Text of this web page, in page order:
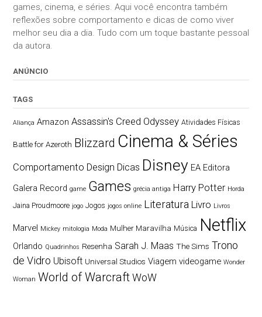
games, cinema, e séries. Aqui você encontra também
reflexões sobre comportamento e dicas de como viver
melhor seu dia a dia. Tudo com um toque bastante pessoal
da autora.
ANÚNCIO
TAGS
Aliança Amazon Assassin's Creed Odyssey Atividades Físicas
Battle for Azeroth Blizzard Cinema & Séries
Comportamento Design Dicas Disney EA Editora
Galera Record game Games grécia antiga Harry Potter Horda
Jaina Proudmoore jogo Jogos jogos online Literatura Livro Livros
Marvel Mickey mitologia Moda Mulher Maravilha Música Netflix
Orlando Quadrinhos Resenha Sarah J. Maas The Sims Trono
de Vidro Ubisoft Universal Studios Viagem videogame Wonder
Woman World of Warcraft WoW